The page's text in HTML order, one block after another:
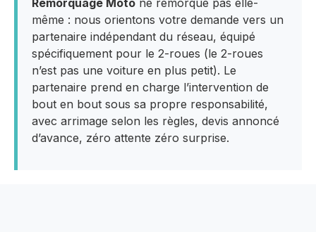
même : nous orientons votre demande vers un
partenaire indépendant du réseau, équipé
spécifiquement pour le 2-roues (le 2-roues
n’est pas une voiture en plus petit). Le
partenaire prend en charge l’intervention de
bout en bout sous sa propre responsabilité,
avec arrimage selon les règles, devis annoncé
d’avance, zéro attente zéro surprise.